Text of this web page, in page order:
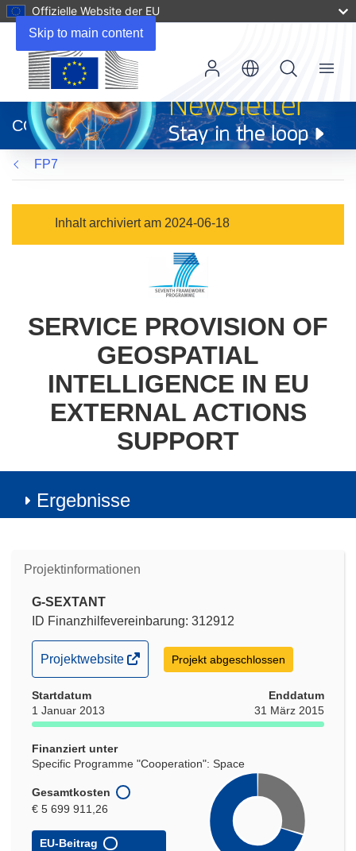
Skip to main content
Offizielle Website der EU
neuem
Fenster)
CORDIS
Menu
FP7
Inhalt archiviert am 2024-06-18
SERVICE PROVISION OF
GEOSPATIAL
INTELLIGENCE IN EU
EXTERNAL ACTIONS
SUPPORT
Ergebnisse
Projektinformationen
G-SEXTANT
ID Finanzhilfevereinbarung: 312912
(öffnet
in
neuem
Fenster)
Projektwebsite Projekt abgeschlossen
Startdatum
1 Januar 2013
Enddatum
31 März 2015
Finanziert unter
Specific Programme "Cooperation": Space
Gesamtkosten
€ 5 699 911,26
EU-Beitrag